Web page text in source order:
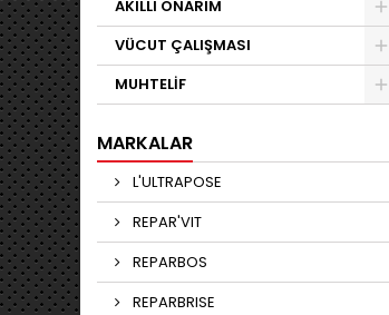
AKILLI ONARIM
VÜCUT ÇALIŞMASI
MUHTELİF
MARKALAR
L'ULTRAPOSE
REPAR'VIT
REPARBOS
REPARBRISE